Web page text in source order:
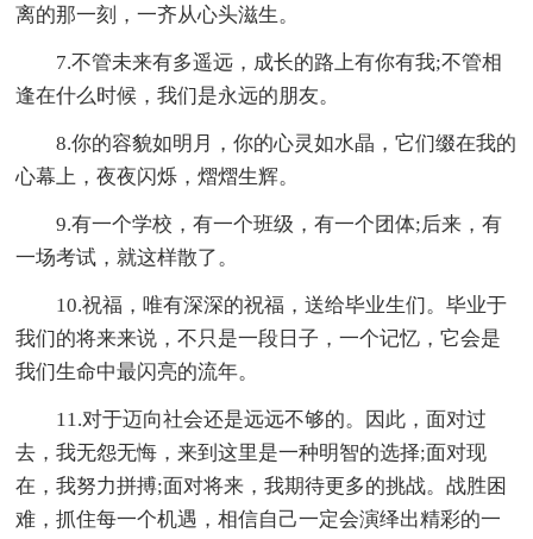
离的那一刻，一齐从心头滋生。
7.不管未来有多遥远，成长的路上有你有我;不管相
逢在什么时候，我们是永远的朋友。
8.你的容貌如明月，你的心灵如水晶，它们缀在我的
心幕上，夜夜闪烁，熠熠生辉。
9.有一个学校，有一个班级，有一个团体;后来，有
一场考试，就这样散了。
10.祝福，唯有深深的祝福，送给毕业生们。毕业于
我们的将来来说，不只是一段日子，一个记忆，它会是
我们生命中最闪亮的流年。
11.对于迈向社会还是远远不够的。因此，面对过
去，我无怨无悔，来到这里是一种明智的选择;面对现
在，我努力拼搏;面对将来，我期待更多的挑战。战胜困
难，抓住每一个机遇，相信自己一定会演绎出精彩的一